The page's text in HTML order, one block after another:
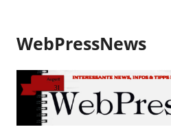
m
n
h
l
WebPressNews